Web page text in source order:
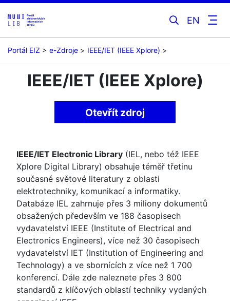
EN
Portál EIZ e-Zdroje IEEE/IET (IEEE Xplore)
IEEE/IET (IEEE Xplore)
Otevřít zdroj
IEEE/IET Electronic Library (IEL, nebo též IEEE
Xplore Digital Library) obsahuje téměř třetinu
současné světové literatury z oblasti
elektrotechniky, komunikací a informatiky.
Databáze IEL zahrnuje přes 3 miliony dokumentů
obsažených především ve 188 časopisech
vydavatelství IEEE (Institute of Electrical and
Electronics Engineers), více než 30 časopisech
vydavatelství IET (Institution of Engineering and
Technology) a ve sbornících z více než 1 700
konferencí. Dále zde naleznete přes 3 800
standardů z klíčových oblastí techniky vydaných